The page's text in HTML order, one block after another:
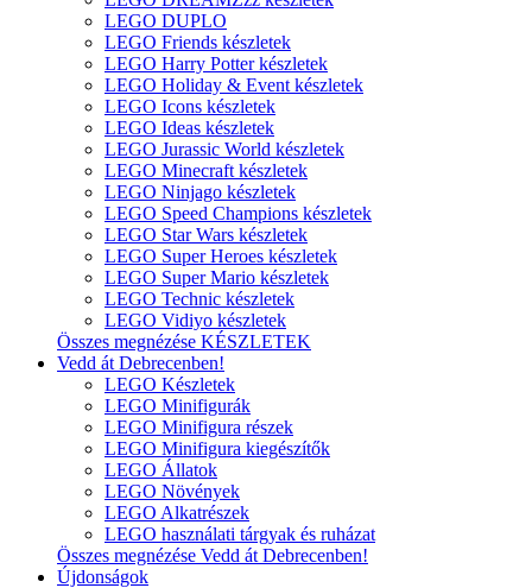
LEGO DUPLO
LEGO Friends készletek
LEGO Harry Potter készletek
LEGO Holiday & Event készletek
LEGO Icons készletek
LEGO Ideas készletek
LEGO Jurassic World készletek
LEGO Minecraft készletek
LEGO Ninjago készletek
LEGO Speed Champions készletek
LEGO Star Wars készletek
LEGO Super Heroes készletek
LEGO Super Mario készletek
LEGO Technic készletek
LEGO Vidiyo készletek
Összes megnézése KÉSZLETEK
Vedd át Debrecenben!
LEGO Készletek
LEGO Minifigurák
LEGO Minifigura részek
LEGO Minifigura kiegészítők
LEGO Állatok
LEGO Növények
LEGO Alkatrészek
LEGO használati tárgyak és ruházat
Összes megnézése Vedd át Debrecenben!
Újdonságok